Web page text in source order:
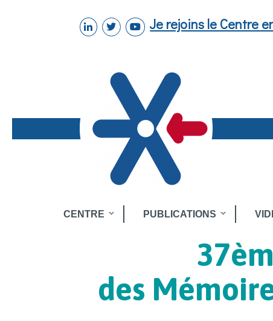
linkedintwitter youtube
Je rejoins le Centre
CENTRE PUBLICATIONS
des